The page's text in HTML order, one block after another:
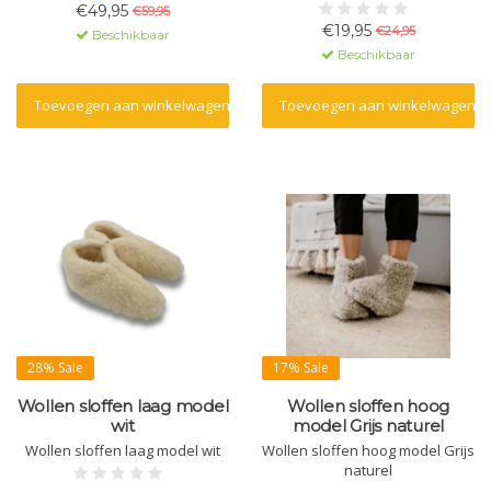
€49,95 €59,95
Beschikbaar
Toevoegen aan winkelwagen
€19,95 €24,95
Beschikbaar
Toevoegen aan winkelwagen
28% Sale
Wollen sloffen laag model
wit
Wollen sloffen laag model wit
17% Sale
Wollen sloffen hoog
model Grijs naturel
Wollen sloffen hoog model Grijs
naturel